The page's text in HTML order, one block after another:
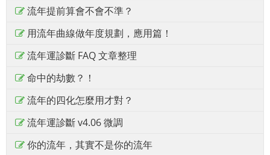
流年提前算會不會不準？
用流年曲線做年度規劃，應用篇！
流年運診斷 FAQ 文章整理
命中的劫數？！
流年的四化怎麼用才對？
流年運診斷 v4.06 微調
你的流年，其實不是你的流年